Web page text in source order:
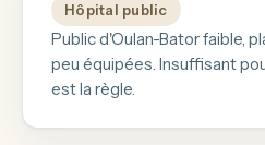
Hôpital public
Public d'Oulan-Bator faible,
peu équipées. Insuffisant
est la règle.